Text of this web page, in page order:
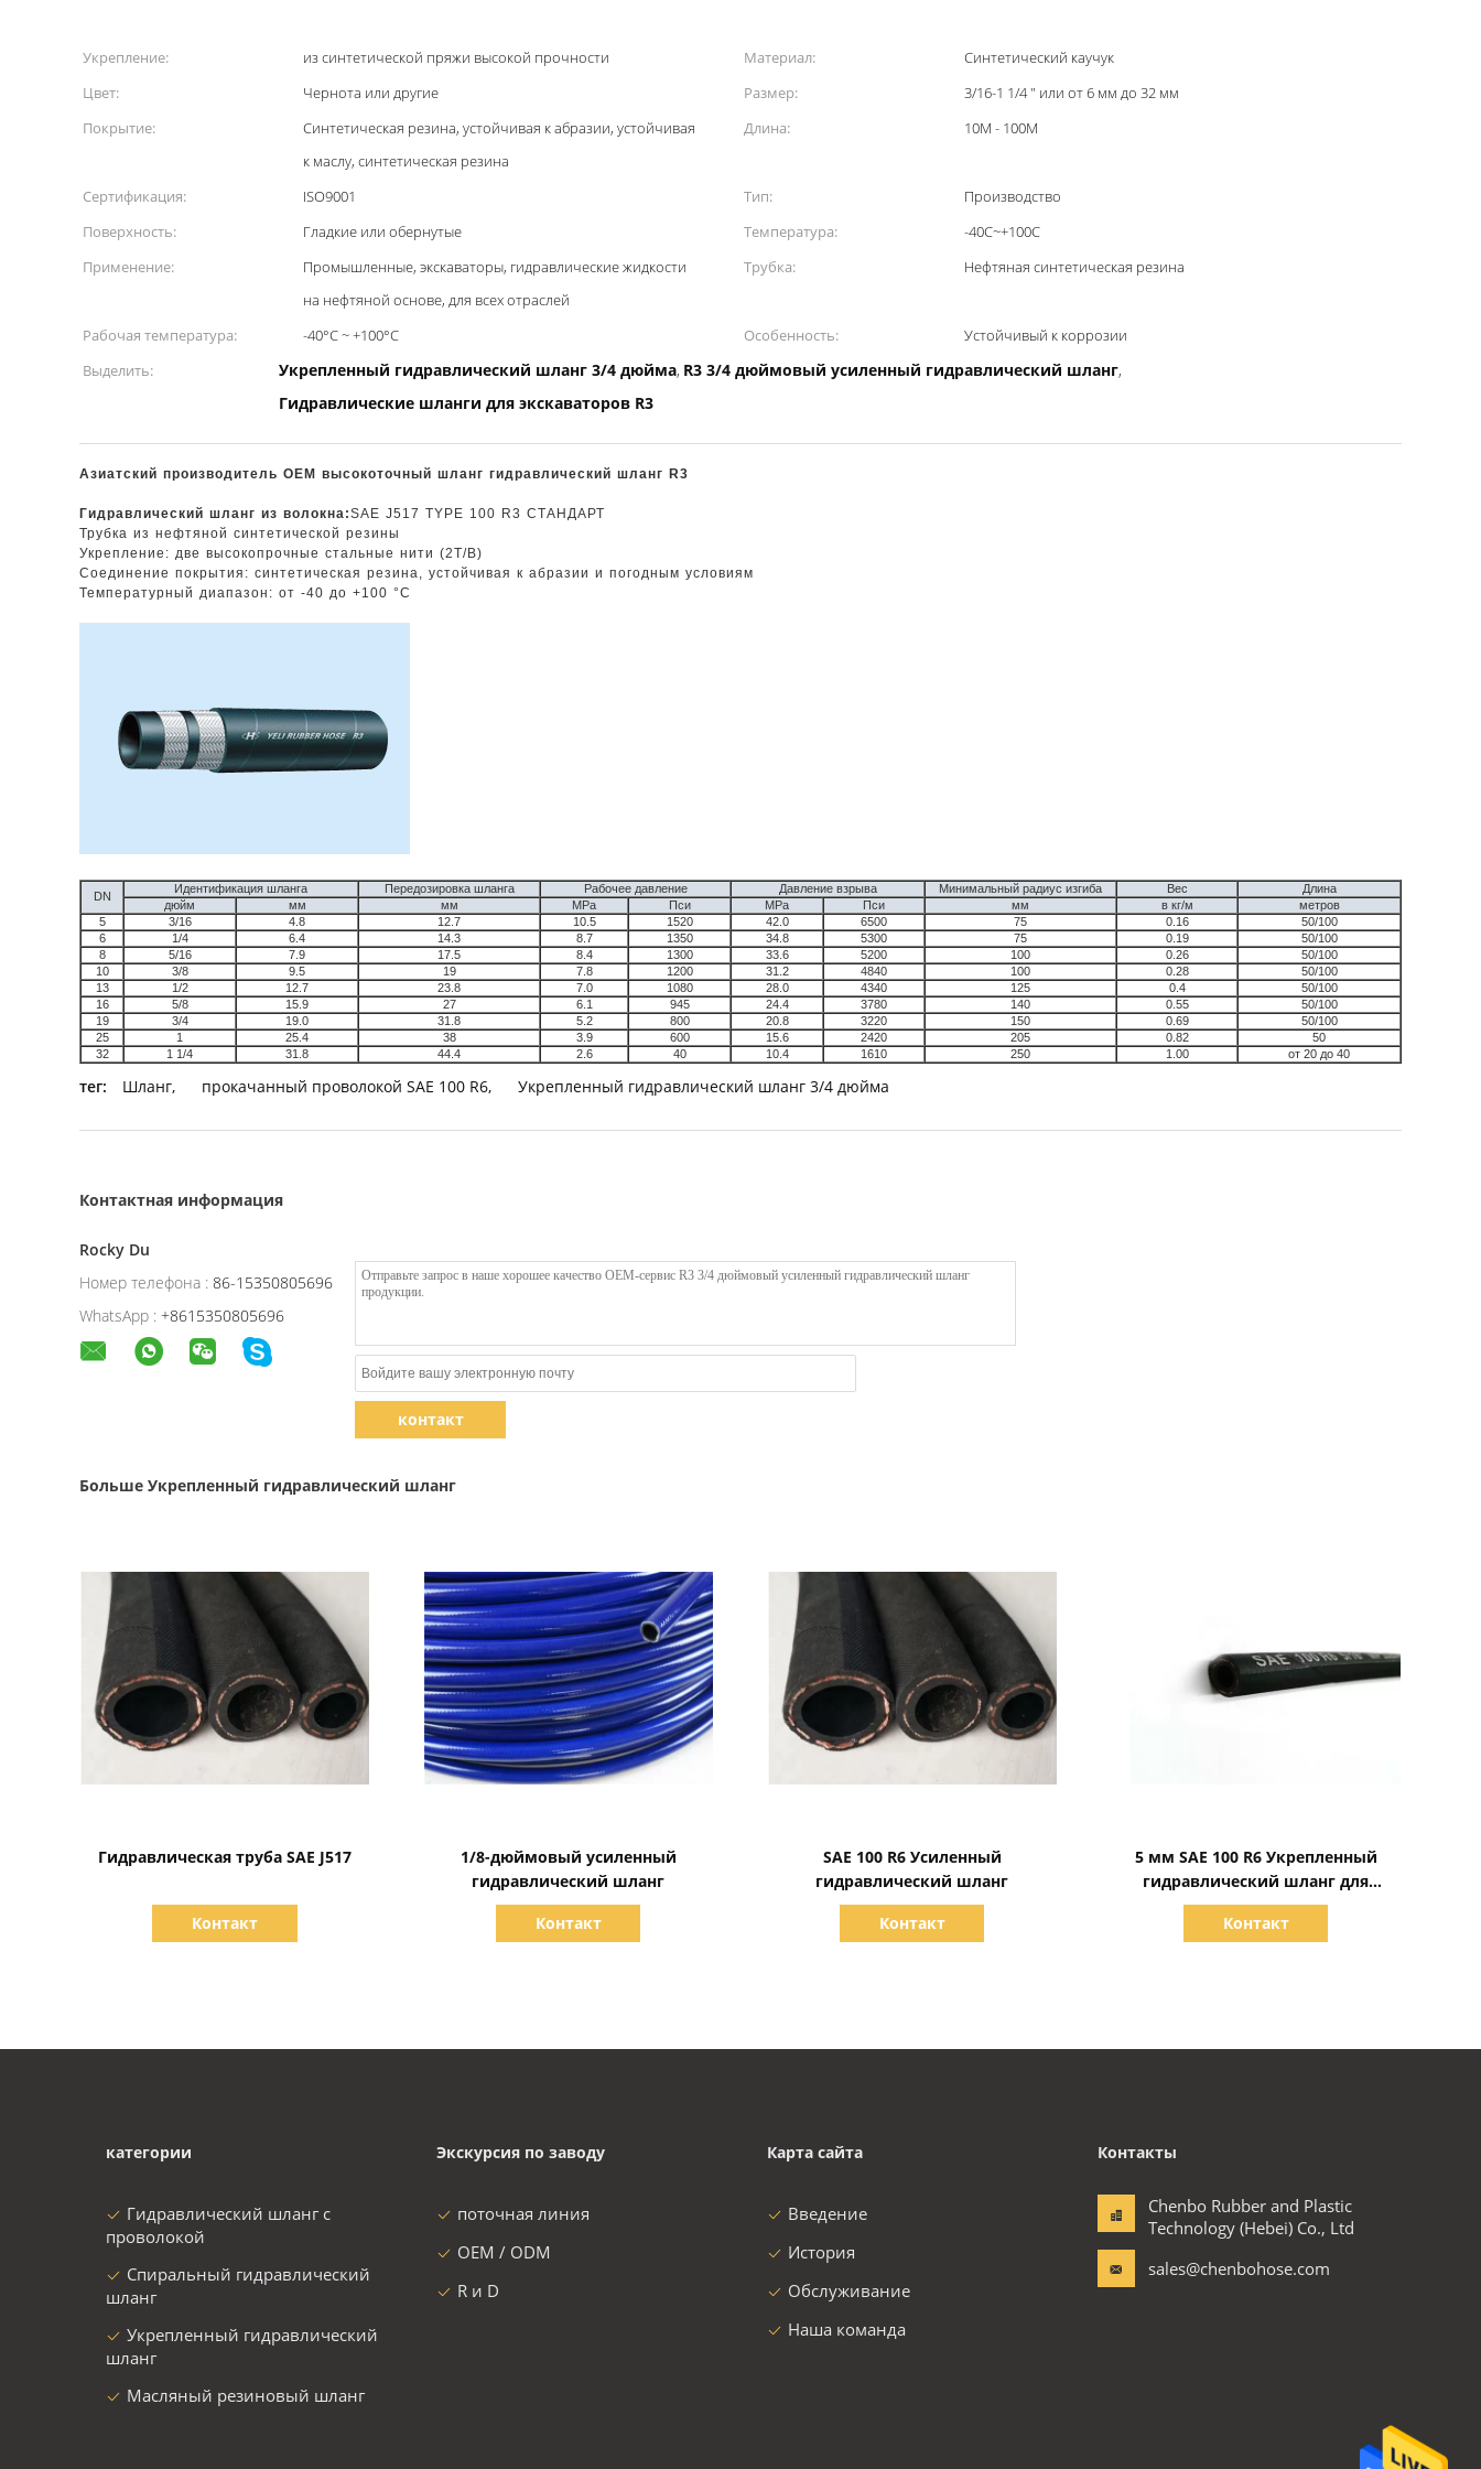
Укрепление: из синтетической пряжи высокой прочности Материал:
Синтетический каучук
Цвет:
Чернота или другие Размер:
3/16-1 1/4 " или от 6 мм до 32 мм
Покрытие:
Синтетическая резина, устойчивая к абразии, устойчивая
к маслу, синтетическая резина
Длина: 10M - 100M
Сертификация: ISO9001 Тип:
Производство
Поверхность:
Гладкие или обернутые Температура:
-40C~+100C
Применение:
Промышленные, экскаваторы, гидравлические жидкости
на нефтяной основе, для всех отраслей
Трубка: Нефтяная синтетическая резина
Рабочая температура: -40°C ~ +100°C Особенность:
Устойчивый к коррозии
Выделить:
Укрепленный гидравлический шланг 3/4 дюйма, R3 3/4 дюймовый усиленный гидравлический шланг,
Гидравлические шланги для экскаваторов R3
Азиатский производитель OEM высокоточный шланг гидравлический шланг R3
Гидравлический шланг из волокна:SAE J517 TYPE 100 R3 СТАНДАРТ
Трубка из нефтяной синтетической резины
Укрепление: две высокопрочные стальные нити (2T/B)
Соединение покрытия: синтетическая резина, устойчивая к абразии и погодным условиям
Температурный диапазон: от -40 до +100 °C
DN
Идентификация шланга Передозировка шланга Рабочее давление Давление взрыва Минимальный радиус изгиба Вес
Длина
дюйм
мм мм MPa Пси MPa Пси мм в кг/м
метров
5
3/16 4.8 12.7 10.5 1520 42.0 6500 75 0.16
50/100
6
1/4 6.4 14.3 8.7 1350 34.8 5300 75 0.19
50/100
8
5/16 7.9 17.5 8.4 1300 33.6 5200 100 0.26
50/100
10
3/8 9.5 19 7.8 1200 31.2 4840 100 0.28
50/100
13
1/2 12.7 23.8 7.0 1080 28.0 4340 125 0.4
50/100
16
5/8 15.9 27 6.1 945 24.4 3780 140 0.55
50/100
19
3/4 19.0 31.8 5.2 800 20.8 3220 150 0.69
50/100
25
1 25.4 38 3.9 600 15.6 2420 205 0.82
50
32
1 1/4 31.8 44.4 2.6 40 10.4 1610 250 1.00 от 20 до 40
тег: Шланг, прокачанный проволокой SAE 100 R6, Укрепленный гидравлический шланг 3/4 дюйма
Контактная информация
Rocky Du
Номер телефона : 86-15350805696
WhatsApp : +8615350805696
контакт
Больше Укрепленный гидравлический шланг
Гидравлическая труба SAE J517
Контакт
1/8-дюймовый усиленный
гидравлический шланг
Контакт
SAE 100 R6 Усиленный
гидравлический шланг
Контакт
5 мм SAE 100 R6 Укрепленный
гидравлический шланг для
дизельного бензина
Контакт
категории
Гидравлический шланг с
проволокой
Спиральный гидравлический
шланг
Укрепленный гидравлический
шланг
Масляный резиновый шланг
Экскурсия по заводу
поточная линия
OEM / ODM
R и D
Карта сайта
Введение
История
Обслуживание
Наша команда
Контакты
Chenbo Rubber and Plastic
Technology (Hebei) Co., Ltd
sales@chenbohose.com